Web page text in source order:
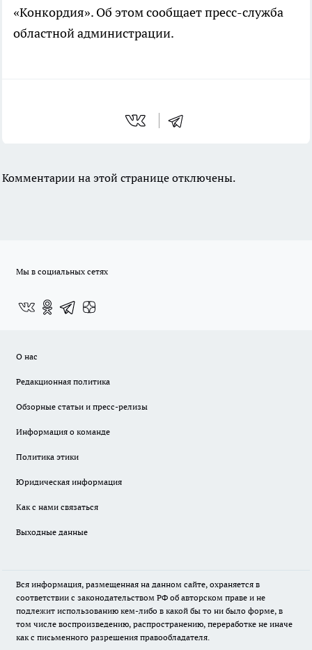
«Конкордия». Об этом сообщает пресс-служба
областной администрации.
Комментарии на этой странице отключены.
Мы в социальных сетях
О нас
Редакционная политика
Обзорные статьи и пресс-релизы
Информация о команде
Политика этики
Юридическая информация
Как с нами связаться
Выходные данные
Вся информация, размещенная на данном сайте, охраняется в
соответствии с законодательством РФ об авторском праве и не
подлежит использованию кем-либо в какой бы то ни было форме, в
том числе воспроизведению, распространению, переработке не иначе
как с письменного разрешения правообладателя.